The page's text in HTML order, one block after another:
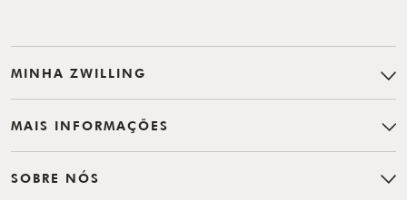
MINHA ZWILLING
MAIS INFORMAÇÕES
SOBRE NÓS